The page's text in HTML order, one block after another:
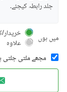
میں ہوں خریدار/
علاوہ
مجھے ملتی جلتی